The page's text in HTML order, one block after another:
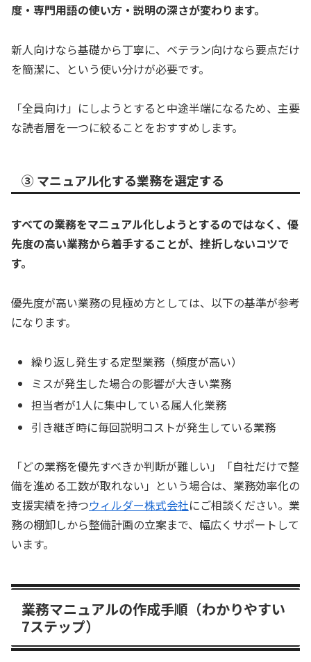
度・専門用語の使い方・説明の深さが変わります。
新人向けなら基礎から丁寧に、ベテラン向けなら要点だけ
を簡潔に、という使い分けが必要です。
「全員向け」にしようとすると中途半端になるため、主要
な読者層を一つに絞ることをおすすめします。
③ マニュアル化する業務を選定する
すべての業務をマニュアル化しようとするのではなく、優
先度の高い業務から着手することが、挫折しないコツで
す。
優先度が高い業務の見極め方としては、以下の基準が参考
になります。
繰り返し発生する定型業務（頻度が高い）
ミスが発生した場合の影響が大きい業務
担当者が1人に集中している属人化業務
引き継ぎ時に毎回説明コストが発生している業務
「どの業務を優先すべきか判断が難しい」「自社だけで整
備を進める工数が取れない」という場合は、業務効率化の
支援実績を持つウィルダー株式会社にご相談ください。業
務の棚卸しから整備計画の立案まで、幅広くサポートして
います。
業務マニュアルの作成手順（わかりやすい
7ステップ）